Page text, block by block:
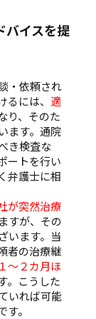
バイスを提
・依頼され
には、 適
り、そのた
ます。通院
き検査な
ートを行い
弁護士に相
が突然治療
すが、その
います。当
者の治療継
１～２カ月ほ
。こうした
いれば可能
。